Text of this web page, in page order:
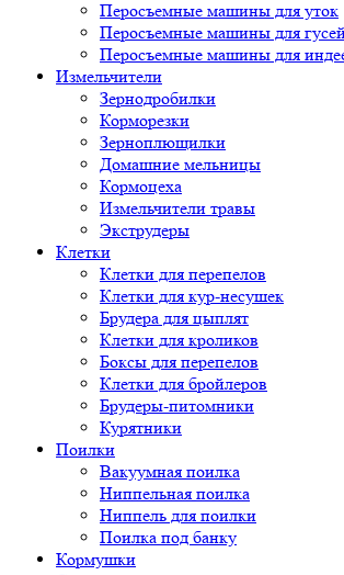
Перосъемные машины для уток
Перосъемные машины для
Перосъемные машины для
Измельчители
Зернодробилки
Корморезки
Зерноплющилки
Домашние мельницы
Кормоцеха
Измельчители травы
Экструдеры
Клетки
Клетки для перепелов
Клетки для кур-несушек
Брудера для цыплят
Клетки для кроликов
Боксы для перепелов
Клетки для бройлеров
Брудеры-питомники
Курятники
Поилки
Вакуумная поилка
Ниппельная поилка
Ниппель для поилки
Поилка под банку
Кормушки